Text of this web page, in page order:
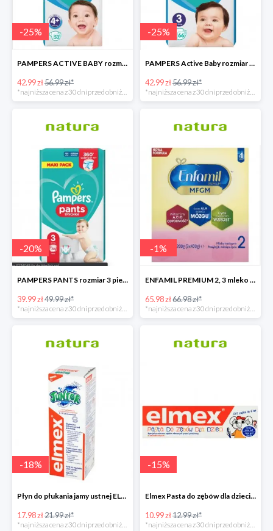
-25%
PAMPERS ACTIVE BABY rozmiar 4+, 53 pieluszki, 10-15kg
42.99 zł56.99 zł*
*najniższa cena z 30 dni przed obniżką
-25%
PAMPERS Active Baby rozmiar 3, 66 pieluszek, 6-10 KG
42.99 zł56.99 zł*
*najniższa cena z 30 dni przed obniżką
-20%
PAMPERS PANTS rozmiar 3 pieluchomajtki
39.99 zł49.99 zł*
-1%
ENFAMIL PREMIUM 2, 3 mleko następne powyżej 6. miesiąca życia 1200 G
65.98 zł66.98 zł*
-18%
Płyn do płukania jamy ustnej ELMEX JUNIOR
17.98 zł21.99 zł*
*najniższa cena z 30 dni przed obniżką
-15%
Elmex Pasta do zębów dla dzieci z aminofluorkiem od 1 ząbka do 6 lat
10.99 zł12.99 zł*
*najniższa cena z 30 dni przed obniżką